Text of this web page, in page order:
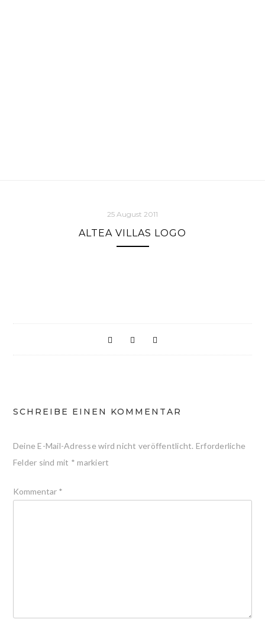
25 August 2011
ALTEA VILLAS LOGO
SCHREIBE EINEN KOMMENTAR
Deine E-Mail-Adresse wird nicht veröffentlicht. Erforderliche
Felder sind mit * markiert
Kommentar *